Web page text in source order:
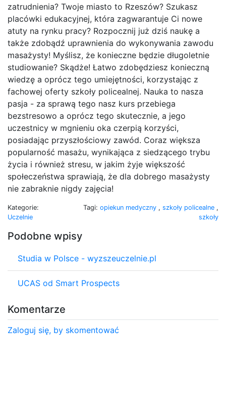
zatrudnienia? Twoje miasto to Rzeszów? Szukasz
placówki edukacyjnej, która zagwarantuje Ci nowe
atuty na rynku pracy? Rozpocznij już dziś naukę a
także zdobądź uprawnienia do wykonywania zawodu
masażysty! Myślisz, że konieczne będzie długoletnie
studiowanie? Skądże! Łatwo zdobędziesz konieczną
wiedzę a oprócz tego umiejętności, korzystając z
fachowej oferty szkoły policealnej. Nauka to nasza
pasja - za sprawą tego nasz kurs przebiega
bezstresowo a oprócz tego skutecznie, a jego
uczestnicy w mgnieniu oka czerpią korzyści,
posiadając przyszłościowy zawód. Coraz większa
popularność masażu, wynikająca z siedzącego trybu
życia i również stresu, w jakim żyje większość
społeczeństwa sprawiają, że dla dobrego masażysty
nie zabraknie nigdy zajęcia!
Kategorie:
Uczelnie
Tagi: opiekun medyczny , szkoły policealne ,
szkoły
Podobne wpisy
Studia w Polsce - wyzszeuczelnie.pl
UCAS od Smart Prospects
Komentarze
Zaloguj się, by skomentować